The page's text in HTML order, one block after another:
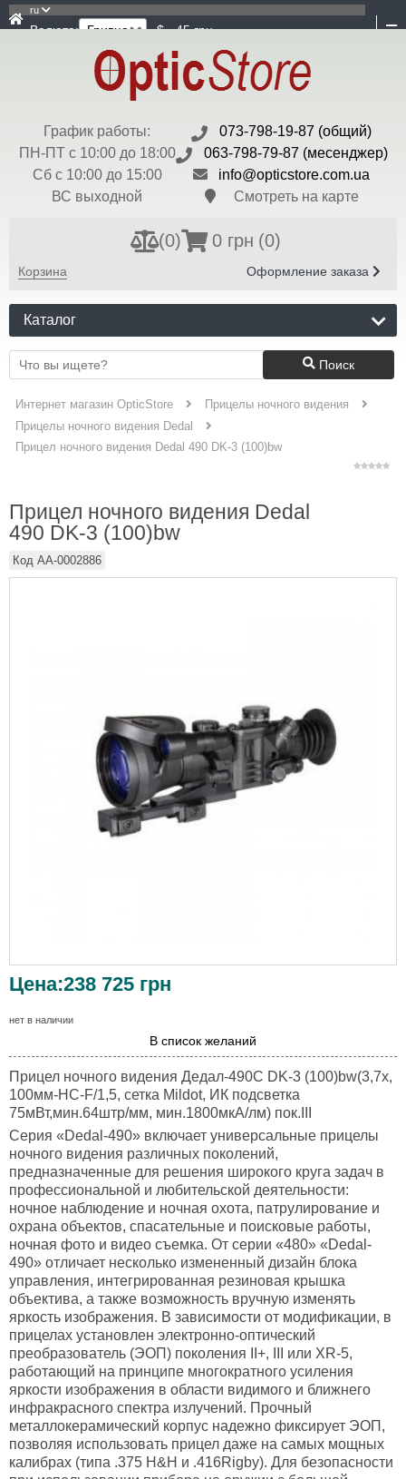
ru
Валюта: $ - 45 грн
График работы:
ПН-ПТ с 10:00 до 18:00
Сб с 10:00 до 15:00
ВС выходной
073-798-19-87 (общий)
063-798-79-87 (месенджер)
info@opticstore.com.ua
Смотреть на карте
(0) 0 грн (0)
Корзина Оформление заказа
Каталог
Поиск
Интернет магазин OpticStore
Прицелы ночного видения
Прицелы ночного видения Dedal
Прицел ночного видения Dedal 490 DK-3 (100)bw
Прицел ночного видения Dedal
490 DK-3 (100)bw
Код AA-0002886
Цена:238 725 грн
нет в наличии
В список желаний
Прицел ночного видения Дедал-490C DK-3 (100)bw(3,7x,
100мм-HC-F/1,5, сетка Mildot, ИК подсветка
75мВт,мин.64штр/мм, мин.1800мкА/лм) пок.III
Серия «Dedal-490» включает универсальные прицелы
ночного видения различных поколений,
предназначенные для решения широкого круга задач в
профессиональной и любительской деятельности:
ночное наблюдение и ночная охота, патрулирование и
охрана объектов, спасательные и поисковые работы,
ночная фото и видео съемка. От серии «480» «Dedal-
490» отличает несколько измененный дизайн блока
управления, интегрированная резиновая крышка
объектива, а также возможность вручную изменять
яркость изображения. В зависимости от модификации, в
прицелах установлен электронно-оптический
преобразователь (ЭОП) поколения II+, III или XR-5,
работающий на принципе многократного усиления
яркости изображения в области видимого и ближнего
инфракрасного спектра излучений. Прочный
металлокерамический корпус надежно фиксирует ЭОП,
позволяя использовать прицел даже на самых мощных
калибрах (типа .375 H&H и .416Rigby). Для безопасности